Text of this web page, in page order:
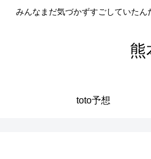
みんなまだ気づかずすごしていたん
熊
toto予想